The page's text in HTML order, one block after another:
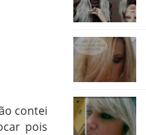
contei
pois